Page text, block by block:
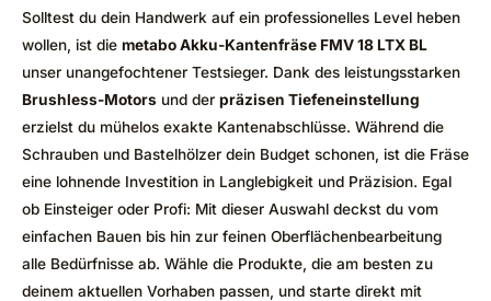
Solltest du dein Handwerk auf ein professionelles Level heben
wollen, ist die metabo Akku-Kantenfräse FMV 18 LTX BL
unser unangefochtener Testsieger. Dank des leistungsstarken
Brushless-Motors und der präzisen Tiefeneinstellung
erzielst du mühelos exakte Kantenabschlüsse. Während die
Schrauben und Bastelhölzer dein Budget schonen, ist die Fräse
eine lohnende Investition in Langlebigkeit und Präzision. Egal
ob Einsteiger oder Profi: Mit dieser Auswahl deckst du vom
einfachen Bauen bis hin zur feinen Oberflächenbearbeitung
alle Bedürfnisse ab. Wähle die Produkte, die am besten zu
deinem aktuellen Vorhaben passen, und starte direkt mit